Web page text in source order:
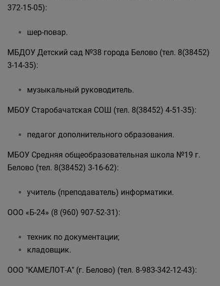
372-15-05):
шер-повар.
МБДОУ Детский сад №38 города Белово (тел. 8(38452)
3-14-35):
музыкальный руководитель.
МБОУ Старобачатская СОШ (тел. 8(38452) 4-51-35):
педагог дополнительного образования.
МБОУ Средняя общеобразовательная школа №19 г.
Белово (тел. 8(38452) 3-16-62):
учитель (преподаватель) информатики.
ООО «Б-24» (8 (960) 907-52-31):
техник по документации;
кладовщик.
ООО "КАМЕЛОТ-А" (г. Белово) (тел. 8-983-342-12-43):